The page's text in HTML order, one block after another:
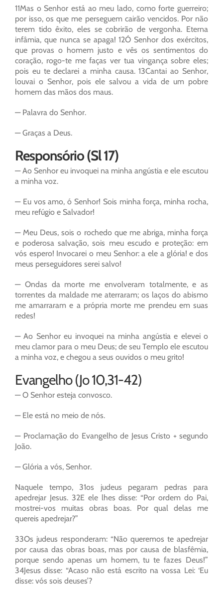
11Mas o Senhor está ao meu lado, como forte guerreiro;
por isso, os que me perseguem cairão vencidos. Por não
terem tido êxito, eles se cobrirão de vergonha. Eterna
infâmia, que nunca se apaga! 12Ó Senhor dos exércitos,
que provas o homem justo e vês os sentimentos do
coração, rogo-te me faças ver tua vingança sobre eles;
pois eu te declarei a minha causa. 13Cantai ao Senhor,
louvai o Senhor, pois ele salvou a vida de um pobre
homem das mãos dos maus.
— Palavra do Senhor.
— Graças a Deus.
Responsório (Sl 17)
— Ao Senhor eu invoquei na minha angústia e ele escutou
a minha voz.
— Eu vos amo, ó Senhor! Sois minha força, minha rocha,
meu refúgio e Salvador!
— Meu Deus, sois o rochedo que me abriga, minha força
e poderosa salvação, sois meu escudo e proteção: em
vós espero! Invocarei o meu Senhor: a ele a glória! e dos
meus perseguidores serei salvo!
— Ondas da morte me envolveram totalmente, e as
torrentes da maldade me aterraram; os laços do abismo
me amarraram e a própria morte me prendeu em suas
redes!
— Ao Senhor eu invoquei na minha angústia e elevei o
meu clamor para o meu Deus; de seu Templo ele escutou
a minha voz, e chegou a seus ouvidos o meu grito!
Evangelho (Jo 10,31-42)
— O Senhor esteja convosco.
— Ele está no meio de nós.
— Proclamação do Evangelho de Jesus Cristo + segundo
João.
— Glória a vós, Senhor.
Naquele tempo, 31os judeus pegaram pedras para
apedrejar Jesus. 32E ele lhes disse: “Por ordem do Pai,
mostrei-vos muitas obras boas. Por qual delas me
quereis apedrejar?”
33Os judeus responderam: “Não queremos te apedrejar
por causa das obras boas, mas por causa de blasfêmia,
porque sendo apenas um homem, tu te fazes Deus!”
34Jesus disse: “Acaso não está escrito na vossa Lei: ‘Eu
disse: vós sois deuses’?